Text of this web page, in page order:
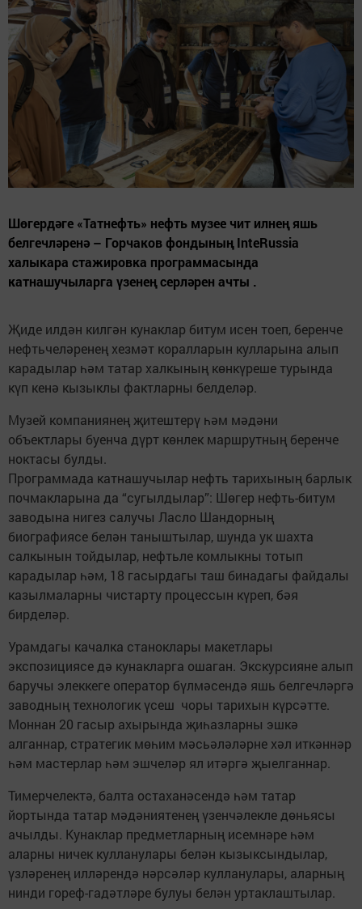
Шөгердәге «Татнефть» нефть музее чит илнең яшь
белгечләренә – Горчаков фондының InteRussia
халыкара стажировка программасында
катнашучыларга үзенең серләрен ачты .
Җиде илдән килгән кунаклар битум исен тоеп, беренче
нефтьчеләренең хезмәт коралларын кулларына алып
карадылар һәм татар халкының көнкүреше турында
күп кенә кызыклы фактларны белделәр.
Музей компаниянең җитештерү һәм мәдәни
объектлары буенча дүрт көнлек маршрутның беренче
ноктасы булды.
Программада катнашучылар нефть тарихының барлык
почмакларына да “сугылдылар”: Шөгер нефть-битум
заводына нигез салучы Ласло Шандорның
биографиясе белән таныштылар, шунда ук шахта
салкынын тойдылар, нефтьле комлыкны тотып
карадылар һәм, 18 гасырдагы таш бинадагы файдалы
казылмаларны чистарту процессын күреп, бәя
бирделәр.
Урамдагы качалка станоклары макетлары
экспозициясе дә кунакларга ошаган. Экскурсияне алып
баручы элеккеге оператор бүлмәсендә яшь белгечләргә
заводның технологик үсеш чоры тарихын күрсәтте.
Моннан 20 гасыр ахырында җиһазларны эшкә
алганнар, стратегик мөһим мәсьәләләрне хәл иткәннәр
һәм мастерлар һәм эшчеләр ял итәргә җыелганнар.
Тимерчелектә, балта остаханәсендә һәм татар
йортында татар мәдәниятенең үзенчәлекле дөньясы
ачылды. Кунаклар предметларның исемнәре һәм
аларны ничек кулланулары белән кызыксындылар,
үзләренең илләрендә нәрсәләр кулланулары, аларның
нинди гореф-гадәтләре булуы белән уртаклаштылар.